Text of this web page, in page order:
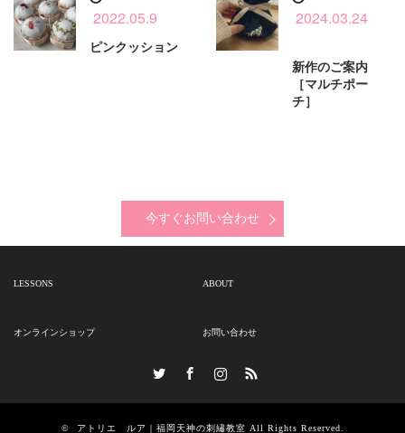
2022.05.9
ピンクッション
2024.03.24
新作のご案内
［マルチポー
チ］
今すぐお問い合わせ
LESSONS ABOUT
オンラインショップ お問い合わせ
InstagramRSS
© アトリエ ルア｜福岡天神の刺繡教室 All Rights Reserved.